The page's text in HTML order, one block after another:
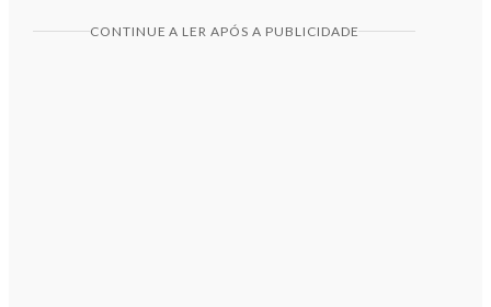
CONTINUE A LER APÓS A PUBLICIDADE